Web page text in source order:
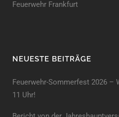
Feuerwehr Frankfurt
NEUESTE BEITRÄGE
Feuerwehr-Sommerfest 2026 –
11 Uhr!